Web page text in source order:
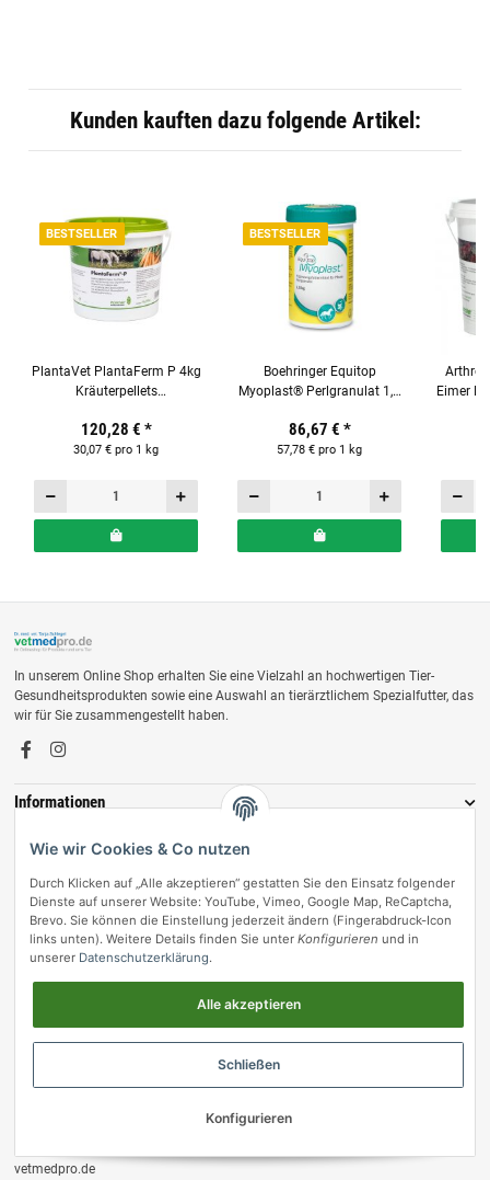
Kunden kauften dazu folgende Artikel:
BESTSELLER
PlantaVet PlantaFerm P 4kg
Kräuterpellets
Pferde
120,28 € *
30,07 € pro 1 kg
BESTSELLER
Boehringer Equitop
Myoplast® Perlgranulat 1,5
Pferden
86,67 € *
57,78 € pro 1 kg
Eimer
In unserem Online Shop erhalten Sie eine Vielzahl an hochwertigen Tier-
Gesundheitsprodukten sowie eine Auswahl an tierärztlichem Spezialfutter, das
wir für Sie zusammengestellt haben.
Informationen
Zahlungsmöglichkeiten
Vertrag widerrufen
Umsetzung durch Themeart
vetmedpro.de
Wie wir Cookies & Co nutzen
Durch Klicken auf „Alle akzeptieren“ gestatten Sie den Einsatz folgender
Dienste auf unserer Website: YouTube, Vimeo, Google Map, ReCaptcha,
Brevo. Sie können die Einstellung jederzeit ändern (Fingerabdruck-Icon
links unten). Weitere Details finden Sie unter Konfigurieren und in
unserer Datenschutzerklärung.
Alle akzeptieren
Schließen
Konfigurieren